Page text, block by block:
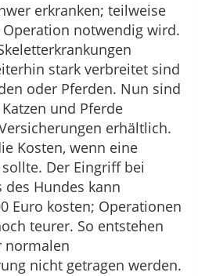
erkranken; teilweise
Operation notwendig wird.
stark verbreitet sind
oder Pferden. Nun sind
und Pferde
erhältlich.
Kosten, wenn eine
Der Eingriff bei
Hundes kann
Euro kosten; Operationen
teurer. So entstehen
normalen
nicht getragen werden.